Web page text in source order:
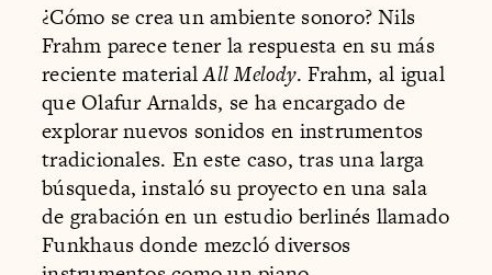
¿Cómo se crea un ambiente sonoro? Nils
Frahm parece tener la respuesta en su más
reciente materialAll Melody. Frahm, al igual
que Olafur Arnalds, se ha encargado de
explorar nuevos sonidos en instrumentos
tradicionales. En este caso, tras una larga
búsqueda, instaló su proyecto en una sala
de grabación en un estudio berlinés llamado
Funkhaus donde mezcló diversos